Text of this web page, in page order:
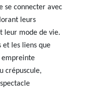
se connecter avec
leurs
leur mode de vie.
et les liens que
empreinte
crépuscule,